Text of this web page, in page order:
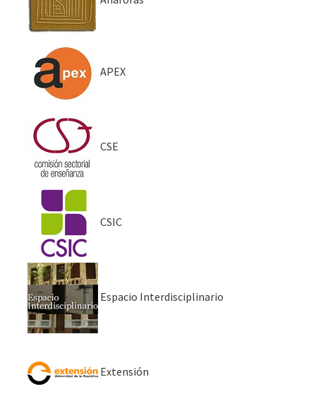
APEX
CSE
CSIC
Espacio Interdisciplinario
Extensión